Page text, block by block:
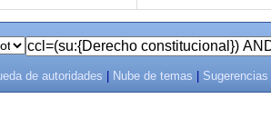
de autoridades Nube de temas